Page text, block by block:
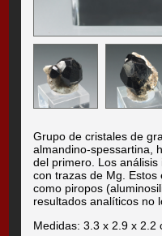
Grupo de cristales de
almandino-spessartina,
del primero. Los
con trazas de Mg.
como piropos
resultados analíticos no
Medidas: 3.3 x 2.9 x 2.2